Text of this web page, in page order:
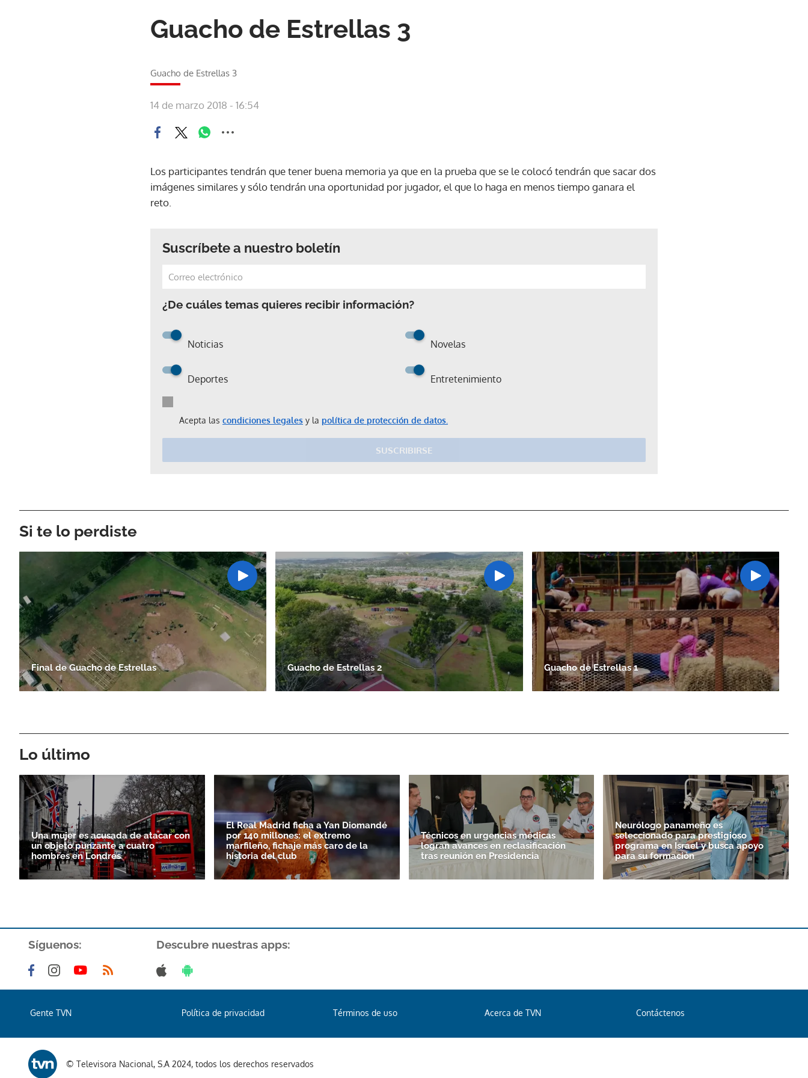
Guacho de Estrellas 3
Guacho de Estrellas 3
14 de marzo 2018 - 16:54
Los participantes tendrán que tener buena memoria ya que en la prueba que se le colocó tendrán que sacar dos
imágenes similares y sólo tendrán una oportunidad por jugador, el que lo haga en menos tiempo ganara el
reto.
Suscríbete a nuestro boletín
¿De cuáles temas quieres recibir información?
Noticias Novelas
Deportes Entretenimiento
Acepta las condiciones legales y la política de protección de datos.
SUSCRIBIRSE
Si te lo perdiste
Final de Guacho de Estrellas Guacho de Estrellas 2 Guacho de Estrellas 1
Lo último
Una mujer es acusada de atacar con
un objeto punzante a cuatro
hombres en Londres
El Real Madrid ficha a Yan Diomandé
por 140 millones: el extremo
marfileño, fichaje más caro de la
historia del club
Técnicos en urgencias médicas
logran avances en reclasificación
tras reunión en Presidencia
Neurólogo panameño es
seleccionado para prestigioso
programa en Israel y busca apoyo
para su formación
Síguenos: Descubre nuestras apps:
Gente TVN Política de privacidad Términos de uso Acerca de TVN Contáctenos
© Televisora Nacional, S.A 2024, todos los derechos reservados